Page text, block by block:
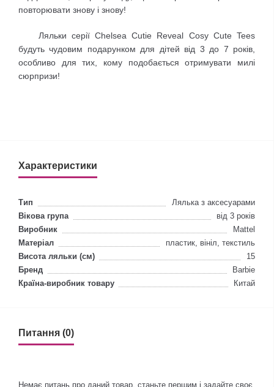
повторювати знову і знову!
Ляльки серії Chelsea Cutie Reveal Cosy Cute Tees
будуть чудовим подарунком для дітей від 3 до 7 років,
особливо для тих, кому подобається отримувати милі
сюрпризи!
Характеристики
Тип
Лялька з аксесуарами
Вікова група
від 3 років
Виробник
Mattel
Матеріал
пластик, вініл, текстиль
Висота ляльки (см)
15
Бренд
Barbie
Країна-виробник товару
Китай
Питання (0)
Немає питань про даний товар, станьте першим і задайте своє